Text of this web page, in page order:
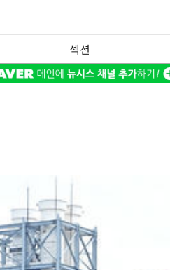
섹션